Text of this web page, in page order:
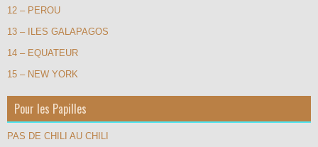
12 – PEROU
13 – ILES GALAPAGOS
14 – EQUATEUR
15 – NEW YORK
Pour les Papilles
PAS DE CHILI AU CHILI